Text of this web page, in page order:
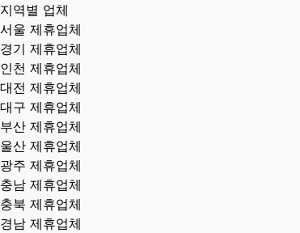
지역별 업체
서울 제휴업체
경기 제휴업체
인천 제휴업체
대전 제휴업체
대구 제휴업체
부산 제휴업체
울산 제휴업체
광주 제휴업체
충남 제휴업체
충북 제휴업체
경남 제휴업체